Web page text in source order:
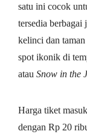
satu ini cocok
tersedia berbagai
kelinci dan
spot ikonik di
atau Snow in the
Harga tiket
dengan Rp 20